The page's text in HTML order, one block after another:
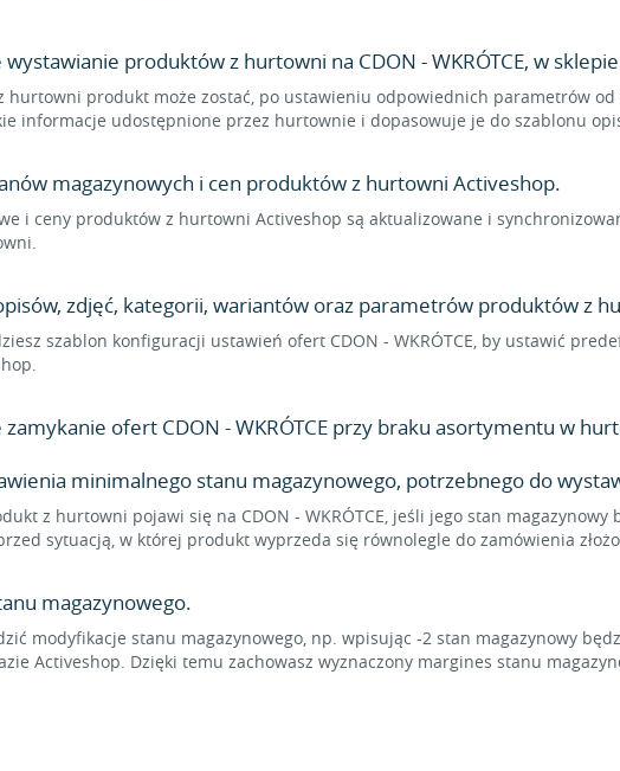
produktów z hurtowni na CDON - WKRÓTCE, w
hurtowni produkt może zostać, po ustawieniu odpowiednich parametrów od
informacje udostępnione przez hurtownie i dopasowuje je do szablonu
magazynowych i cen produktów z hurtowni Activeshop.
i ceny produktów z hurtowni Activeshop są aktualizowane i
zdjęć, kategorii, wariantów oraz parametrów produktów z
szablon konfiguracji ustawień ofert CDON - WKRÓTCE, by ustawić
ofert CDON - WKRÓTCE przy braku asortymentu w
minimalnego stanu magazynowego, potrzebnego do
z hurtowni pojawi się na CDON - WKRÓTCE, jeśli jego stan
sytuacją, w której produkt wyprzeda się równolegle do zamówienia
magazynowego.
modyfikacje stanu magazynowego, np. wpisując -2 stan magazynowy
Activeshop. Dzięki temu zachowasz wyznaczony margines stanu